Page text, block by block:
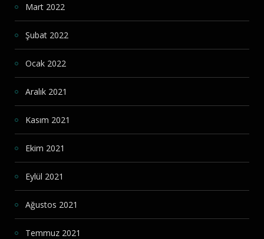
Mart 2022
Şubat 2022
Ocak 2022
Aralık 2021
Kasım 2021
Ekim 2021
Eylül 2021
Ağustos 2021
Temmuz 2021